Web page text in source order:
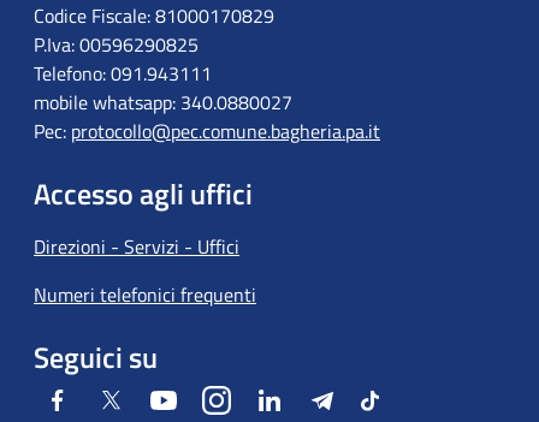
Codice Fiscale: 81000170829
P.Iva: 00596290825
Telefono: 091.943111
mobile whatsapp: 340.0880027
Pec: protocollo@pec.comune.bagheria.pa.it
Accesso agli uffici
Direzioni - Servizi - Uffici
Numeri telefonici frequenti
Seguici su
Facebook Twitter YoutubeInstagramLinkedIn TelegramTiktok